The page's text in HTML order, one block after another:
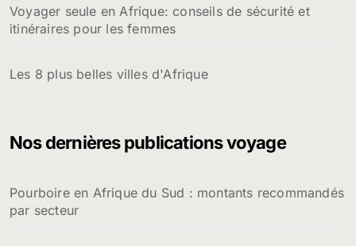
Voyager seule en Afrique: conseils de sécurité et
itinéraires pour les femmes
Les 8 plus belles villes d'Afrique
Nos dernières publications voyage
Pourboire en Afrique du Sud : montants recommandés
par secteur